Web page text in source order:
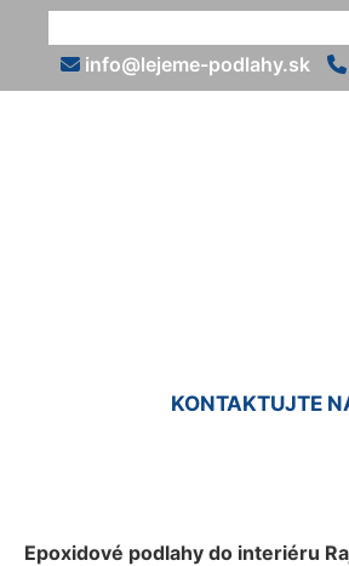
info@lejeme-podlahy.sk
KONTAKTUJTE
Epoxidové podlahy do interiéru